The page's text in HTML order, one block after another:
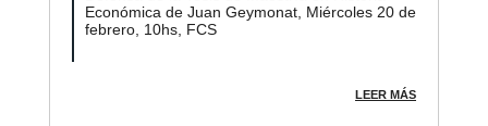
Económica de Juan Geymonat, Miércoles 20 de
febrero, 10hs, FCS
LEER MÁS